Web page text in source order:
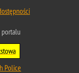
Police